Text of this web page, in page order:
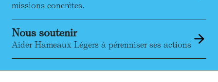
missions concrètes.
Nous soutenir
Aider Hameaux Légers à pérenniser ses actions